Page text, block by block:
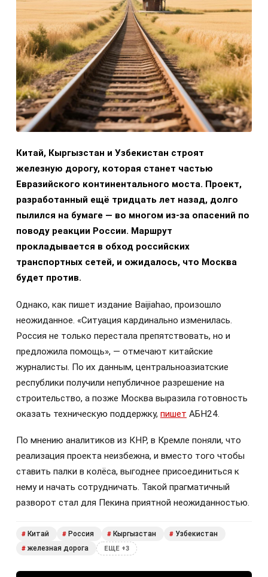
Китай, Кыргызстан и Узбекистан строят
железную дорогу, которая станет частью
Евразийского континентального моста. Проект,
разработанный ещё тридцать лет назад, долго
пылился на бумаге — во многом из-за опасений по
поводу реакции России. Маршрут
прокладывается в обход российских
транспортных сетей, и ожидалось, что Москва
будет против.
Однако, как пишет издание Baijiahao, произошло
неожиданное. «Ситуация кардинально изменилась.
Россия не только перестала препятствовать, но и
предложила помощь», — отмечают китайские
журналисты. По их данным, центральноазиатские
республики получили непубличное разрешение на
строительство, а позже Москва выразила готовность
оказать техническую поддержку, пишет АБН24.
По мнению аналитиков из КНР, в Кремле поняли, что
реализация проекта неизбежна, и вместо того чтобы
ставить палки в колёса, выгоднее присоединиться к
нему и начать сотрудничать. Такой прагматичный
разворот стал для Пекина приятной неожиданностью.
# Китай # Россия # Кыргызстан # Узбекистан
# железная дорога ЕЩЕ +3